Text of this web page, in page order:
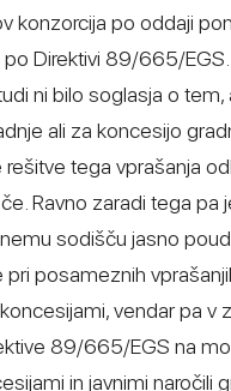
konzorcija po oddaji
Direktivi 89/665/
ni bilo soglasja o tem,
ali za koncesijo
tega vprašanja
Ravno zaradi tega pa
sodišču jasno
pri posameznih
vendar pa v
89/665/EGS na
in javnimi naročili